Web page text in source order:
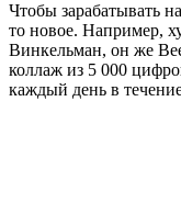
Чтобы зарабатывать
то новое. Например,
Винкельман, он же
коллаж из 5 000
каждый день в